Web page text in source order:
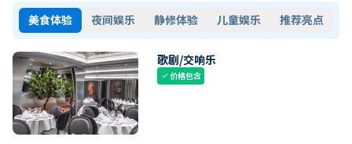
美食体验 夜间娱乐 静修体验 儿童娱乐 推荐亮点
歌剧/交响乐
check价格包含